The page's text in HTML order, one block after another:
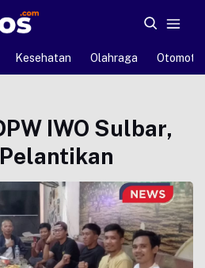
Kesehatan Olahraga Otomotif
IWO Sulbar,